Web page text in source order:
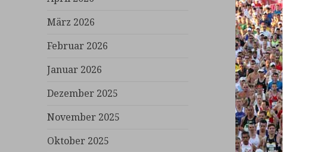
März 2026
Februar 2026
Januar 2026
Dezember 2025
November 2025
Oktober 2025